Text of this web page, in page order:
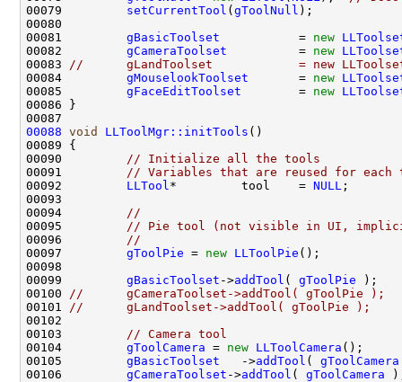
00079 setCurrentTool ( gToolNull
00081 gBasicToolset
           =
new
00082 gCameraToolset
          =
new
00083
//      gLandToolset            = new
00084 gMouselookToolset
       =
new
00085 gFaceEditToolset
        =
new
00088 void LLToolMgr::initTools
00090
// Initialize all the tools
00091
// Variables that are reused for each
00092 LLTool *         tool    = NULL
00094
//
00095
// Pie tool (not visible in UI,
00096
//
00097 gToolPie = new LLToolPie
00099 gBasicToolset ->addTool ( gToolPie
00100
//      gCameraToolset->addTool( gToolPie );
00101
//      gLandToolset->addTool( gToolPie );
00103
// Camera tool
00104 gToolCamera = new LLToolCamera
00105 gBasicToolset
   ->
addTool ( gToolCamera
00106 gCameraToolset ->addTool ( gToolCamera